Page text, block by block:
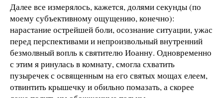
Далее все измерялось, кажется, долями секунды (по
моему субъективному ощущению, конечно):
нарастание острейшей боли, осознание ситуации, ужас
перед перспективами и непроизвольный внутренний
безмолвный вопль к святителю Иоанну. Одновременно
с этим я ринулась в комнату, смогла схватить
пузыречек с освященным на его святых мощах елеем,
отвинтить крышечку и обильно помазать, а скорее